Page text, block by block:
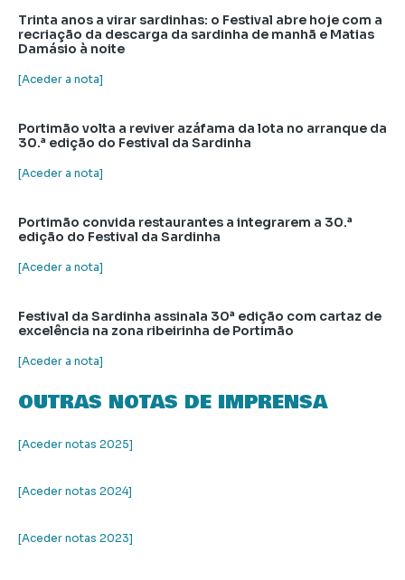
Trinta anos a virar sardinhas: o Festival abre hoje com a
recriação da descarga da sardinha de manhã e Matias
Damásio à noite
[Aceder a nota]
Portimão volta a reviver azáfama da lota no arranque da
30.ª edição do Festival da Sardinha
[Aceder a nota]
Portimão convida restaurantes a integrarem a 30.ª
edição do Festival da Sardinha
[Aceder a nota]
Festival da Sardinha assinala 30ª edição com cartaz de
excelência na zona ribeirinha de Portimão
[Aceder a nota]
OUTRAS NOTAS DE IMPRENSA
[Aceder notas 2025]
[Aceder notas 2024]
[Aceder notas 2023]